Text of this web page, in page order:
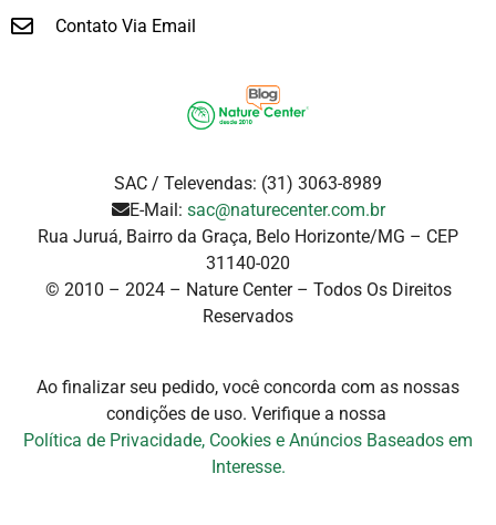
Contato Via Email
SAC / Televendas: (31) 3063-8989
E-Mail: sac@naturecenter.com.br
Rua Juruá, Bairro da Graça, Belo Horizonte/MG – CEP
31140-020
© 2010 – 2024 – Nature Center – Todos Os Direitos
Reservados
Ao finalizar seu pedido, você concorda com as nossas
condições de uso. Verifique a nossa
Política de Privacidade, Cookies e Anúncios Baseados em
Interesse.